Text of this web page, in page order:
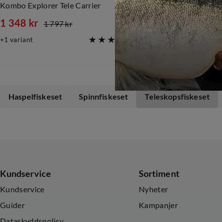
Kombo Explorer Tele Carrier
price
1 348 kr
price
1 797 kr
1 variant 2)
price
99 kr
original
price
119
Haspelfiskeset Spinnfiskeset Teleskopsfiskeset
Kundservice
Kundservice
Guider
Sortiment
Nyheter
Kampanjer